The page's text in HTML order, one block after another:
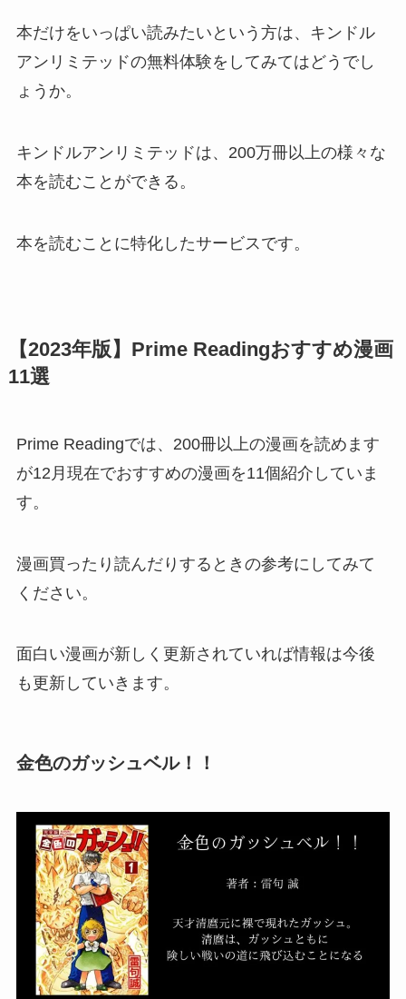
本だけをいっぱい読みたいという方は、キンドル
アンリミテッドの無料体験をしてみてはどうでし
ょうか。
キンドルアンリミテッドは、200万冊以上の様々な
本を読むことができる。
本を読むことに特化したサービスです。
【2023年版】Prime Readingおすすめ漫画
11選
Prime Readingでは、200冊以上の漫画を読めます
が12月現在でおすすめの漫画を11個紹介していま
す。
漫画買ったり読んだりするときの参考にしてみて
ください。
面白い漫画が新しく更新されていれば情報は今後
も更新していきます。
金色のガッシュベル！！